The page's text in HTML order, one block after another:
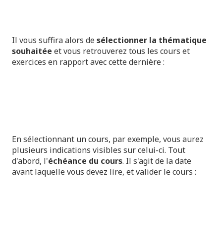
Il vous suffira alors desélectionner la thématique
souhaitée et vous retrouverez tous les cours et
exercices en rapport avec cette dernière :
En sélectionnant un cours, par exemple, vous aurez
plusieurs indications visibles sur celui-ci. Tout
d'abord, l'échéance du cours. Il s'agit de la date
avant laquelle vous devez lire, et valider le cours :